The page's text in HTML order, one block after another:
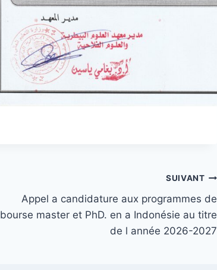
SUIVANT
Appel a candidature aux programmes de
bourse master et PhD. en a Indonésie au titre
de l année 2026-2027